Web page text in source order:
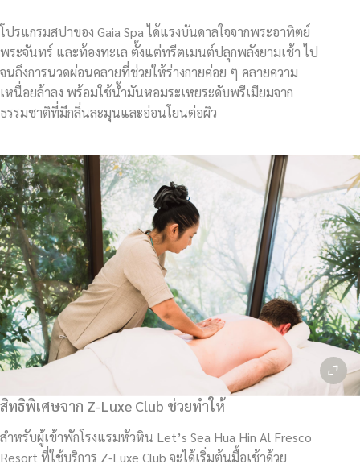
โปรแกรมสปาของ Gaia Spa ได้แรงบันดาลใจจากพระอาทิตย์
พระจันทร์ และท้องทะเล ตั้งแต่ทรีตเมนต์ปลุกพลังยามเช้า ไป
จนถึงการนวดผ่อนคลายที่ช่วยให้ร่างกายค่อย ๆ คลายความ
เหนื่อยล้าลง พร้อมใช้น้ำมันหอมระเหยระดับพรีเมียมจาก
ธรรมชาติที่มีกลิ่นละมุนและอ่อนโยนต่อผิว
สิทธิพิเศษจาก Z-Luxe Club ช่วยทำให้
สำหรับผู้เข้าพักโรงแรมหัวหิน Let’s Sea Hua Hin Al Fresco
Resort ที่ใช้บริการ Z-Luxe Club จะได้เริ่มต้นมื้อเช้าด้วย